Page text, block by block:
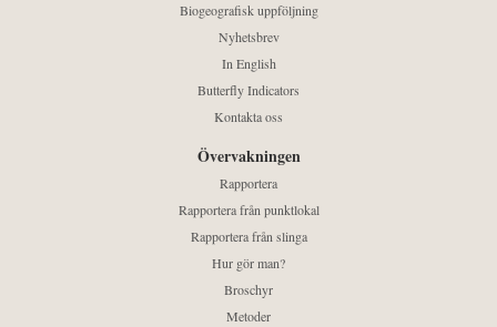
Biogeografisk uppföljning
Nyhetsbrev
In English
Butterfly Indicators
Kontakta oss
Övervakningen
Rapportera
Rapportera från punktlokal
Rapportera från slinga
Hur gör man?
Broschyr
Metoder